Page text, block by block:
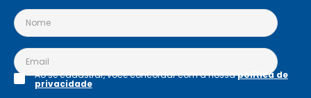
Ao se cadastrar, você concordar com a nossapolítica de
privacidade